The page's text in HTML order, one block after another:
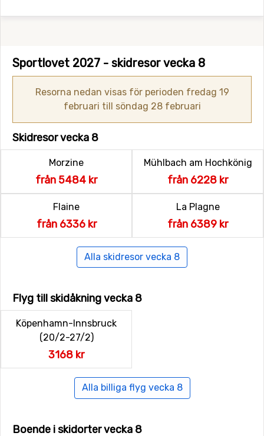
Sportlovet 2027 - skidresor vecka 8
Resorna nedan visas för perioden fredag 19
februari till söndag 28 februari
Skidresor vecka 8
Morzine
från 5484 kr
Mühlbach am Hochkönig
från 6228 kr
Flaine
från 6336 kr
La Plagne
från 6389 kr
Alla skidresor vecka 8
Flyg till skidåkning vecka 8
Köpenhamn-Innsbruck
(20/2-27/2)
3168 kr
Alla billiga flyg vecka 8
Boende i skidorter vecka 8